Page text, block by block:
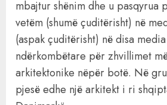
mbajtur shënim dhe u pasqyrua
vetëm (shumë çuditërisht) në
(aspak çuditërisht) në disa
ndërkombëtare për zhvillimet
arkitektonike nëpër botë. Në
pjesë edhe një arkitekt i ri